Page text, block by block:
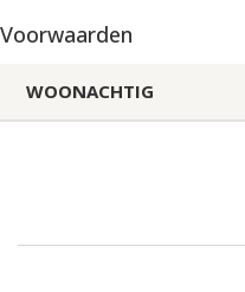
Voorwaarden
WOONACHTIG